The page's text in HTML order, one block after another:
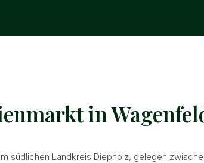
in
südlichen Landkreis Diepholz, gelegen